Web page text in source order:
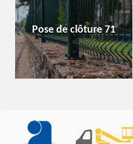
Dégagement fil
Electrique 71